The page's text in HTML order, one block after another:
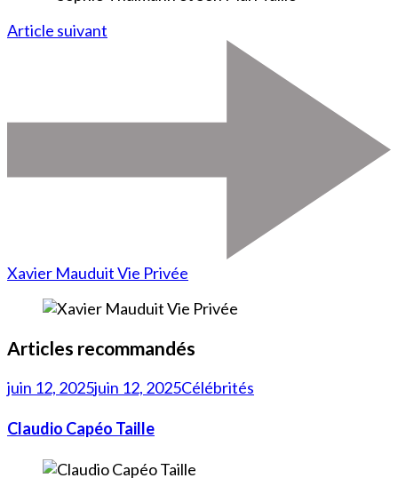
Article suivant
Xavier Mauduit Vie Privée
Articles recommandés
juin 12, 2025juin 12, 2025Célébrités
Claudio Capéo Taille